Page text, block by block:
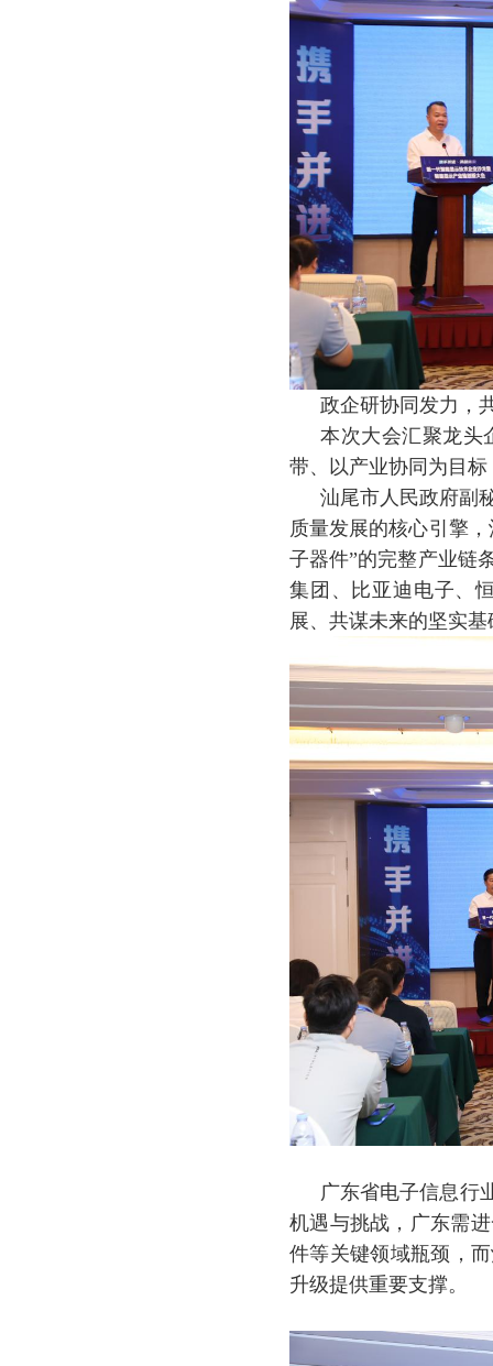
政企研协同发力，
本次大会汇聚龙头
带、以产业协同为目
汕尾市人民政府副
质量发展的核心引擎
子器件”的完整产业链
集团、比亚迪电子、
展、共谋未来的坚实基
广东省电子信息行
机遇与挑战，广东需
件等关键领域瓶颈，
升级提供重要支撑。